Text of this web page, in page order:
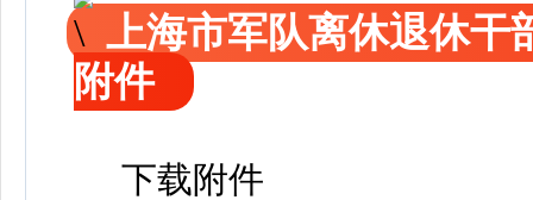
上海市军队离休退休干
附件
下载附件